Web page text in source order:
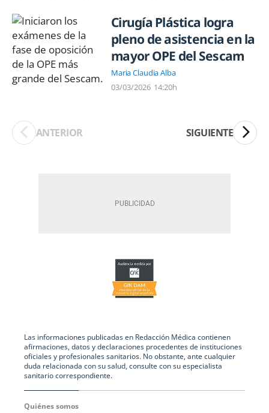
Cirugía Plástica logra
pleno de asistencia en la
mayor OPE del Sescam
Maria Claudia Alba
03/03/2026 14:20h
ANTERIOR SIGUIENTE
Las informaciones publicadas en Redacción Médica contienen
afirmaciones, datos y declaraciones procedentes de instituciones
oficiales y profesionales sanitarios. No obstante, ante cualquier
duda relacionada con su salud, consulte con su especialista
sanitario correspondiente.
Quiénes somos